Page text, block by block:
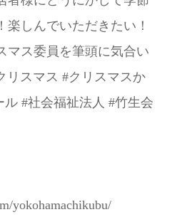
楽しんでいただきたい！
マス委員を筆頭に気合い
リスマス #クリスマスか
#社会福祉法人 #竹生会
yokohamachikubu/